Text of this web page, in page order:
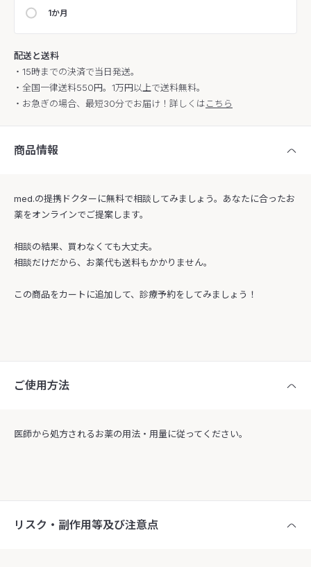
1か月
配送と送料
・15時までの決済で当日発送。
・全国一律送料550円。1万円以上で送料無料。
・お急ぎの場合、最短30分でお届け！詳しくはこちら
商品情報
med.の提携ドクターに無料で相談してみましょう。あなたに合ったお
薬をオンラインでご提案します。
相談の結果、買わなくても大丈夫。
相談だけだから、お薬代も送料もかかりません。
この商品をカートに追加して、診療予約をしてみましょう！
ご使用方法
医師から処方されるお薬の用法・用量に従ってください。
リスク・副作用等及び注意点